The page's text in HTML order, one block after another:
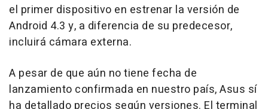
el primer dispositivo en estrenar la versión de
Android 4.3 y, a diferencia de su predecesor,
incluirá cámara externa.
A pesar de que aún no tiene fecha de
lanzamiento confirmada en nuestro país, Asus sí